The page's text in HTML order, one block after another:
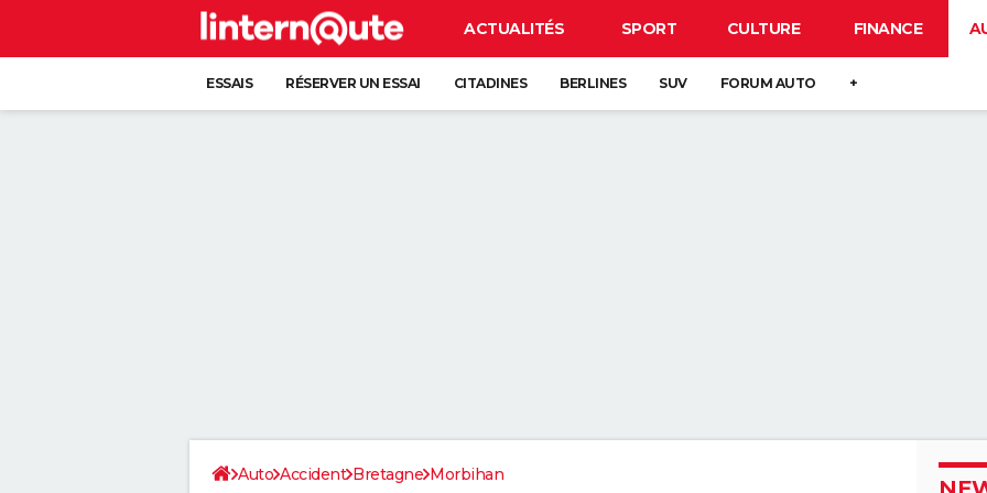
ACTUALITÉS SPORT CULTURE FINANCE
ESSAIS RÉSERVER UN ESSAI CITADINES BERLINES SUV FORUM AUTO +
Auto Accident Bretagne Morbihan